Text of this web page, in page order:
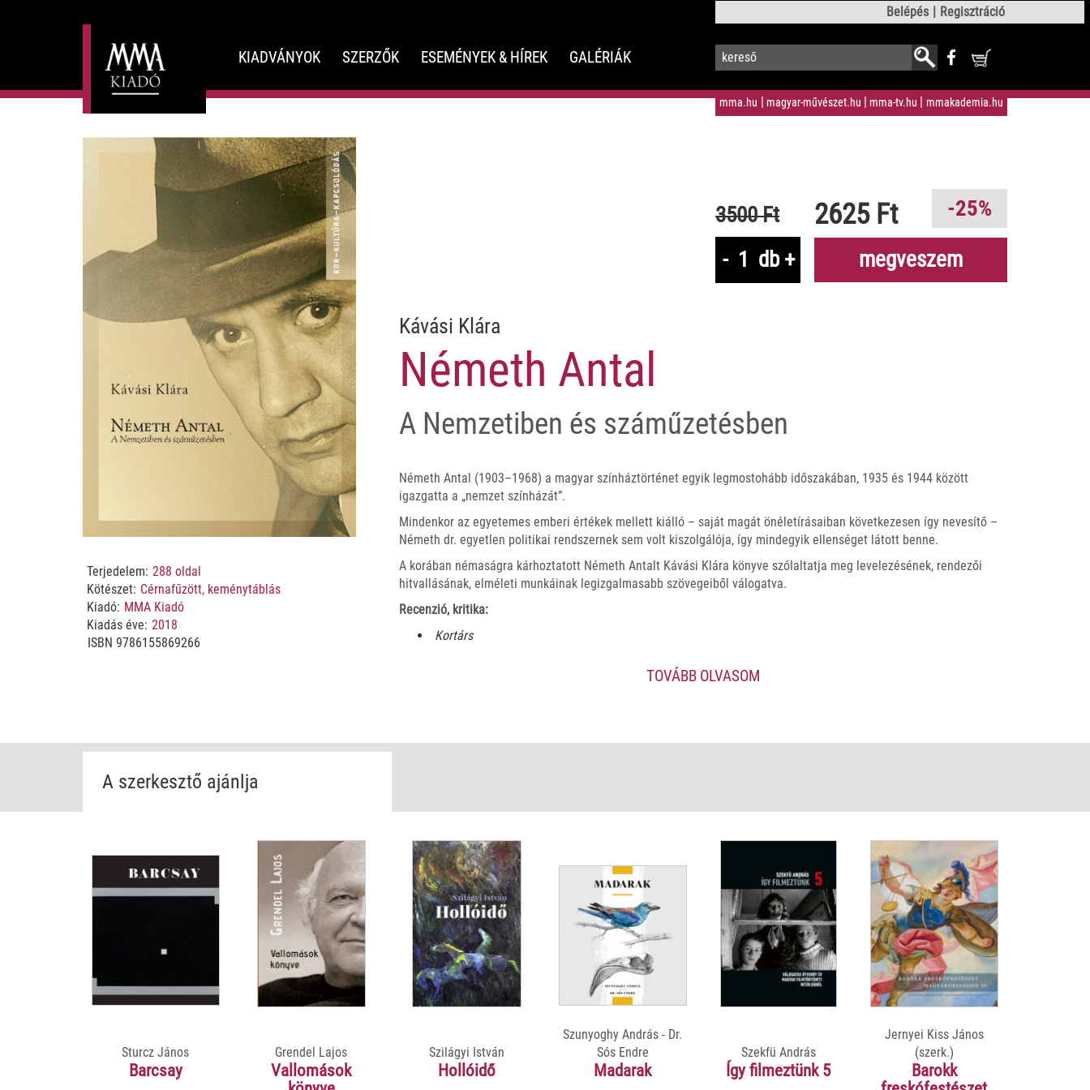
Belépés Regisztráció
mma.hu magyar-művészet.hu mma-tv.hu mmakademia.hu
KIADVÁNYOK SZERZŐK ESEMÉNYEK & HÍREK GALÉRIÁK
Terjedelem: 288 oldal
Kötészet: Cérnafűzött, keménytáblás
Kiadó: MMA Kiadó
Kiadás éve: 2018
ISBN 9786155869266
3500 Ft 2625 Ft
-25%
-
db + megveszem
Kávási Klára
Németh Antal
A Nemzetiben és száműzetésben
Németh Antal (1903–1968) a magyar színháztörténet egyik legmostohább időszakában, 1935 és 1944 között
igazgatta a „nemzet színházát”.
Mindenkor az egyetemes emberi értékek mellett kiálló – saját magát önéletírásaiban következesen így nevesítő –
Németh dr. egyetlen politikai rendszernek sem volt kiszolgálója, így mindegyik ellenséget látott benne.
A korában némaságra kárhoztatott Németh Antalt Kávási Klára könyve szólaltatja meg levelezésének, rendezői
hitvallásának, elméleti munkáinak legizgalmasabb szövegeiből válogatva.
Recenzió, kritika:
Kortárs
TOVÁBB OLVASOM
A szerkesztő ajánlja
Sturcz János
Barcsay
Grendel Lajos
Vallomások
Szilágyi István
Hollóidő
Szunyoghy András - Dr.
Sós Endre
Madarak
Szekfü András
Így filmeztünk 5
Jernyei Kiss János
(szerk.)
Barokk